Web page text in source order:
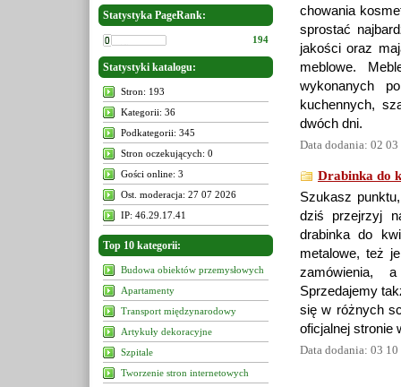
Statystyka PageRank:
194
Statystyki katalogu:
Stron: 193
Kategorii: 36
Podkategorii: 345
Stron oczekujących: 0
Gości online: 3
Ost. moderacja: 27 07 2026
IP: 46.29.17.41
Top 10 kategorii:
Budowa obiektów przemysłowych
Apartamenty
Transport międzynarodowy
Artykuły dekoracyjne
Szpitale
Tworzenie stron internetowych
chowania
sprostać
jakości oraz
meblowe.
wykonanych
kuchennych,
dwóch dni.
Data dodania: 02
Drabinka do
Szukasz
dziś przejrzyj
drabinka do
metalowe, też
zamówienia,
Sprzedajemy
się w różnych
oficjalnej stronie
Data dodania: 03